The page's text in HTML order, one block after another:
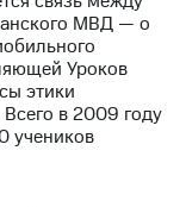
МВД — о
Уроков
этики
в 2009 году
учеников